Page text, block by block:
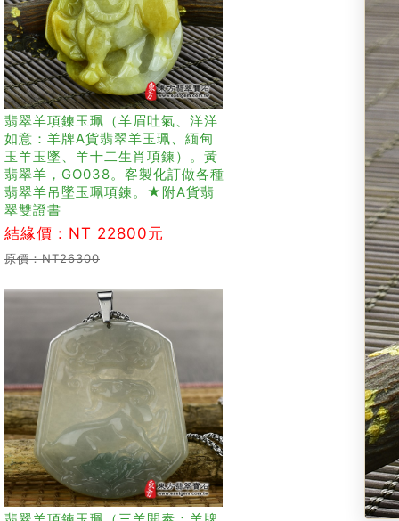
翡翠羊項鍊玉珮（羊眉吐氣、洋洋
如意：羊牌A貨翡翠羊玉珮、緬甸
玉羊玉墜、羊十二生肖項鍊）。黃
翡翠羊，GO038。客製化訂做各種
翡翠羊吊墜玉珮項鍊。★附A貨翡
翠雙證書
結緣價：NT 22800元
原價：NT26300